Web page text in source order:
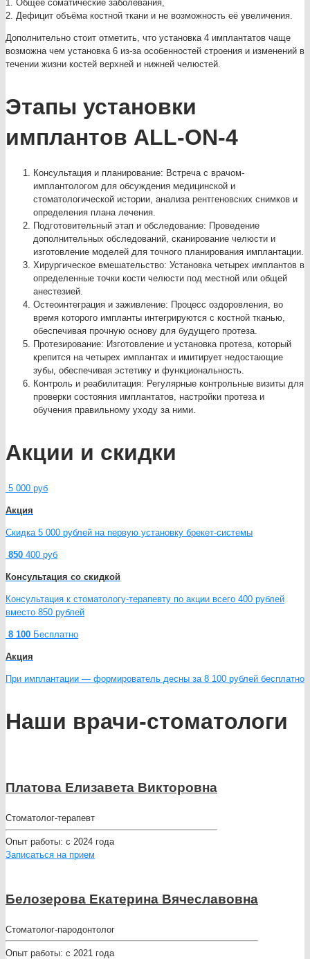
1. Общее соматические заболевания,
2. Дефицит объёма костной ткани и не возможность её увеличения.
Дополнительно стоит отметить, что установка 4 имплантатов чаще
возможна чем установка 6 из-за особенностей строения и изменений в
течении жизни костей верхней и нижней челюстей.
Этапы установки
имплантов ALL-ON-4
Консультация и планирование: Встреча с врачом-
имплантологом для обсуждения медицинской и
стоматологической истории, анализа рентгеновских снимков и
определения плана лечения.
Подготовительный этап и обследование: Проведение
дополнительных обследований, сканирование челюсти и
изготовление моделей для точного планирования имплантации.
Хирургическое вмешательство: Установка четырех имплантов в
определенные точки кости челюсти под местной или общей
анестезией.
Остеоинтеграция и заживление: Процесс оздоровления, во
время которого импланты интегрируются с костной тканью,
обеспечивая прочную основу для будущего протеза.
Протезирование: Изготовление и установка протеза, который
крепится на четырех имплантах и имитирует недостающие
зубы, обеспечивая эстетику и функциональность.
Контроль и реабилитация: Регулярные контрольные визиты для
проверки состояния имплантатов, настройки протеза и
обучения правильному уходу за ними.
Акции и скидки
5 000 руб
Акция
Скидка 5 000 рублей на первую установку брекет-системы
850 400 руб
Консультация со скидкой
Консультация к стоматологу-терапевту по акции всего 400 рублей
вместо 850 рублей
8 100 Бесплатно
Акция
При имплантации — формирователь десны за 8 100 рублей бесплатно
Наши врачи-стоматологи
Платова Елизавета Викторовна
Стоматолог-терапевт
Опыт работы: с 2024 года
Записаться на прием
Белозерова Екатерина Вячеславовна
Стоматолог-пародонтолог
Опыт работы: с 2021 года